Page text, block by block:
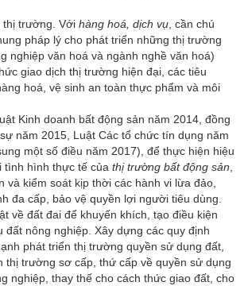
thị trường. Với hàng hoá, dịch vụ , cần chú
pháp lý cho phát triển những thị trường
nghiệp văn hoá và ngành nghề văn hoá)
giao dịch thị trường hiện đại, các tiêu
hoá, vệ sinh an toàn thực phẩm và môi
Kinh doanh bất động sản năm 2014, đồng
năm 2015, Luật Các tổ chức tín dụng năm
một số điều năm 2017), để thực hiện hiệu
tình hình thực tế của thị trường bất động sản
và kiểm soát kịp thời các hành vi lừa đảo,
đa cấp, bảo vệ quyền lợi người tiêu dùng.
về đất đai để khuyến khích, tạo điều kiện
đất nông nghiệp. Xây dựng các quy định
phát triển thị trường quyền sử dụng đất,
thị trường sơ cấp, thứ cấp về quyền sử dụng
nghiệp, thay thế cho cách thức giao đất, cho